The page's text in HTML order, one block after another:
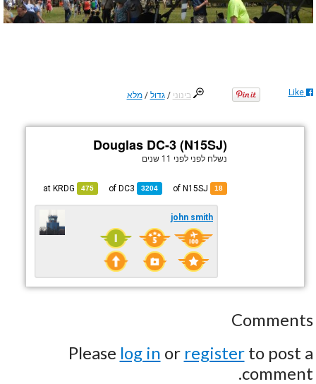
בינוני /גדול /מלא Like
Douglas DC-3 (N15SJ)
נשלח לפני לפני 11 שנים
18
3204
DC3
475
KRDG
john smith
Comments
Please log in or registerto post a
comment.